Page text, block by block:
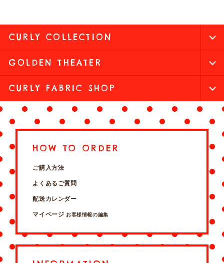
CURLY COLLECTION
GOLDEN THEATER
CURLY FABRIC SHOP
HOW TO ORDER
ご購入方法
よくあるご質問
配送カレンダー
マイページ お客様情報の編集